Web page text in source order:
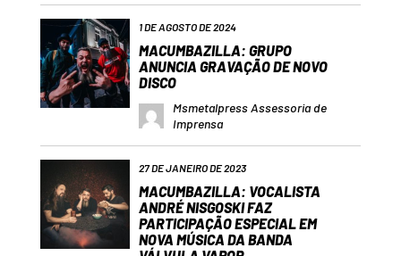
1 DE AGOSTO DE 2024
MACUMBAZILLA: GRUPO
ANUNCIA GRAVAÇÃO DE NOVO
DISCO
Msmetalpress Assessoria de
Imprensa
27 DE JANEIRO DE 2023
MACUMBAZILLA: VOCALISTA
ANDRÉ NISGOSKI FAZ
PARTICIPAÇÃO ESPECIAL EM
NOVA MÚSICA DA BANDA